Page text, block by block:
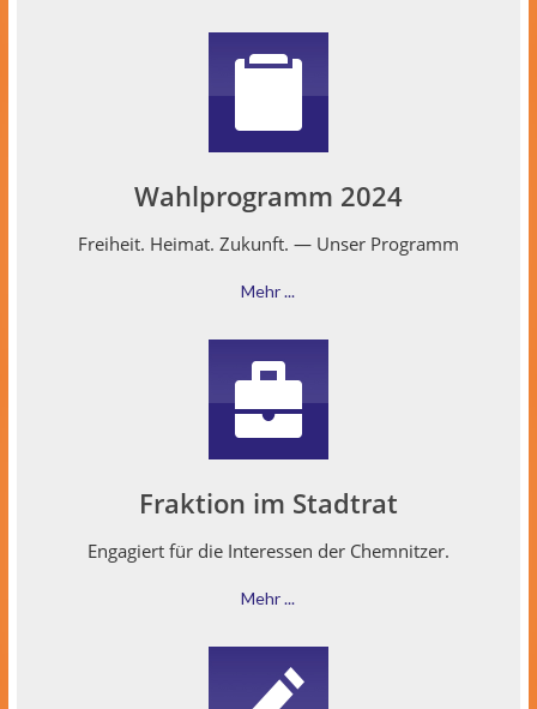
Wahlprogramm 2024
Frei­heit. Heimat. Zukun­ft. — Unser Programm
Mehr ...
Fraktion im Stadtrat
Engagiert für die Inter­essen der Chemnitzer.
Mehr ...